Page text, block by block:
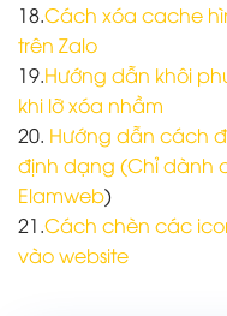
18.Cách xóa cache
trên Zalo
19.Hướng dẫn khôi
khi lỡ xóa nhầm
20. Hướng dẫn cách
định dạng (Chỉ dành
Elamweb)
21.Cách chèn các
vào website